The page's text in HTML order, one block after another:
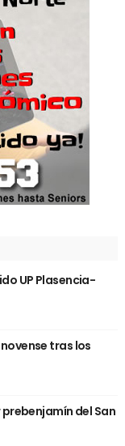
UP Plasencia-
tras los
del San